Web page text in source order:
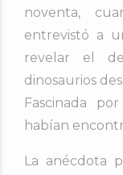
noventa,
entrevistó a
revelar el
dinosaurios
Fascinada
habían
La anécdota